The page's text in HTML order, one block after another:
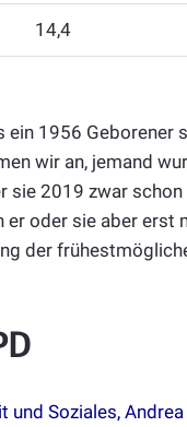
14,4
1956 Geborener
wir an, jemand
sie 2019 zwar
oder sie aber erst
der
Soziales, Andrea